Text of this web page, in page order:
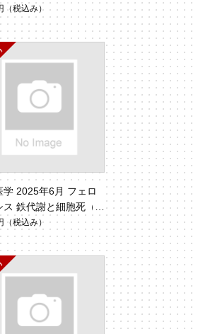
ロイド（Vol.43 No.1
（税込み）
学 2025年6月 フェロ
ス 鉄代謝と細胞死（V
）
（税込み）